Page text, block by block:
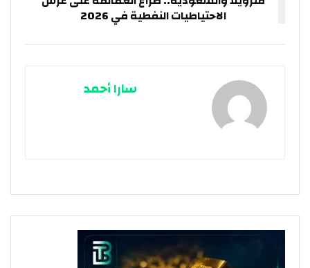
الاحتياطيات النفطية في 2026
سارا أحمد